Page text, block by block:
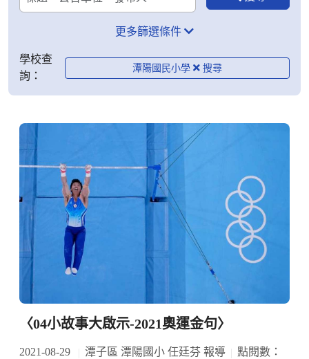
更多篩選條件
學校查
詢：
潭陽國民小學
〈04小故事大啟示-2021奧運金句〉
2021-08-29 潭子區 潭陽國小 任廷芬 報導
點閱數：